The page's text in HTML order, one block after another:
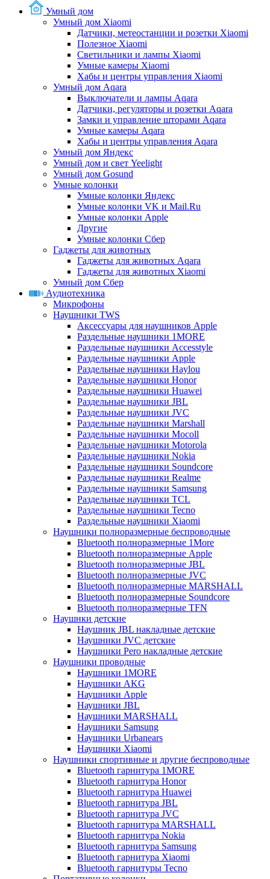
Умный дом
Умный дом Xiaomi
Датчики, метеостанции и розетки Xiaomi
Полезное Xiaomi
Светильники и лампы Xiaomi
Умные камеры Xiaomi
Хабы и центры управления Xiaomi
Умный дом Aqara
Выключатели и лампы Aqara
Датчики, регуляторы и розетки Aqara
Замки и управление шторами Aqara
Умные камеры Aqara
Хабы и центры управления Aqara
Умный дом Яндекс
Умный дом и свет Yeelight
Умный дом Gosund
Умные колонки
Умные колонки Яндекс
Умные колонки VK и Mail.Ru
Умные колонки Apple
Другие
Умные колонки Сбер
Гаджеты для животных
Гаджеты для животных Aqara
Гаджеты для животных Xiaomi
Умный дом Сбер
Аудиотехника
Микрофоны
Наушники TWS
Аксессуары для наушников Apple
Раздельные наушники 1MORE
Раздельные наушники Accesstyle
Раздельные наушники Apple
Раздельные наушники Haylou
Раздельные наушники Honor
Раздельные наушники Huawei
Раздельные наушники JBL
Раздельные наушники JVC
Раздельные наушники Marshall
Раздельные наушники Mocoll
Раздельные наушники Motorola
Раздельные наушники Nokia
Раздельные наушники Soundcore
Раздельные наушники Realme
Раздельные наушники Samsung
Раздельные наушники TCL
Раздельные наушники Tecno
Раздельные наушники Xiaomi
Наушники полноразмерные беспроводные
Bluetooth полноразмерные 1More
Bluetooth полноразмерные Apple
Bluetooth полноразмерные JBL
Bluetooth полноразмерные JVC
Bluetooth полноразмерные MARSHALL
Bluetooth полноразмерные Soundcore
Bluetooth полноразмерные TFN
Наушнки детские
Наушник JBL накладные детские
Наушники JVC детские
Наушники Pero накладные детские
Наушники проводные
Наушники 1MORE
Наушники AKG
Наушники Apple
Наушники JBL
Наушники MARSHALL
Наушники Samsung
Наушники Urbanears
Наушники Xiaomi
Наушники спортивные и другие беспроводные
Bluetooth гарнитура 1MORE
Bluetooth гарнитура Honor
Bluetooth гарнитура Huawei
Bluetooth гарнитура JBL
Bluetooth гарнитура JVC
Bluetooth гарнитура MARSHALL
Bluetooth гарнитура Nokia
Bluetooth гарнитура Samsung
Bluetooth гарнитура Xiaomi
Bluetooth гарнитуры Tecno